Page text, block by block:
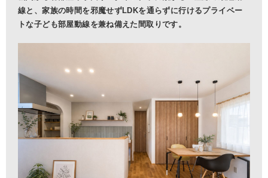
線と、家族の時間を邪魔せずLDKを通らずに行けるプライベー
トな子ども部屋動線を兼ね備えた間取りです。